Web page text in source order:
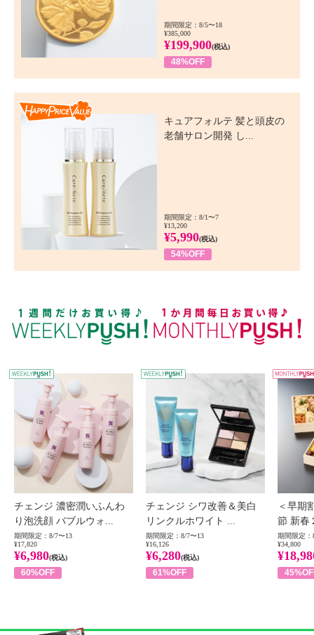
期間限定：8/5〜18
¥385,000
¥199,900(税込)
48%OFF
キュアフォルテ 髪と頭皮の
老舗サロン開発 し...
期間限定：8/1〜7
¥13,200
¥5,990(税込)
54%OFF
WEEKLY PUSH
チェンジ 濃密潤いふんわ
り泡洗顔 バブルウォ...
期間限定：8/7〜13
¥17,820
¥6,980(税込)
60%OFF
チェンジ シワ改善＆美白
リンクルホワイト ...
期間限定：8/7〜13
¥16,126
¥6,280(税込)
61%OFF
＜早期
節 新春
期間限定：
¥34,800